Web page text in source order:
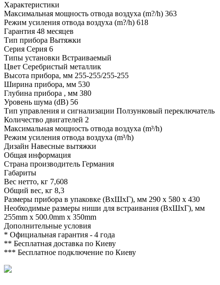
Xарактеристики
Максимальная мощность отвода воздуха (m?/h) 363
Режим усиления отвода воздуха (m?/h) 618
Гарантия 48 месяцев
Тип прибора Вытяжки
Серия Серия 6
Типы установки Встраиваемый
Цвет Серебристый металлик
Высота прибора, мм 255-255/255-255
Ширина прибора, мм 530
Глубина прибора , мм 380
Уровень шума (dB) 56
Тип управления и сигнализации Ползунковый переключатель
Количество двигателей 2
Максимальная мощность отвода воздуха (m³/h)
Режим усиления отвода воздуха (m³/h)
Дизайн Навесные вытяжки
Общая информация
Страна производитель Германия
Габариты
Вес нетто, кг 7,608
Общий вес, кг 8,3
Размеры прибора в упаковке (ВхШхГ), мм 290 x 580 x 430
Необходимые размеры ниши для встраивания (ВхШхГ), мм
255mm x 500.0mm x 350mm
Дополнительные условия
* Официальная гарантия - 4 года
** Бесплатная доставка по Киеву
*** Бесплатное подключение по Киеву